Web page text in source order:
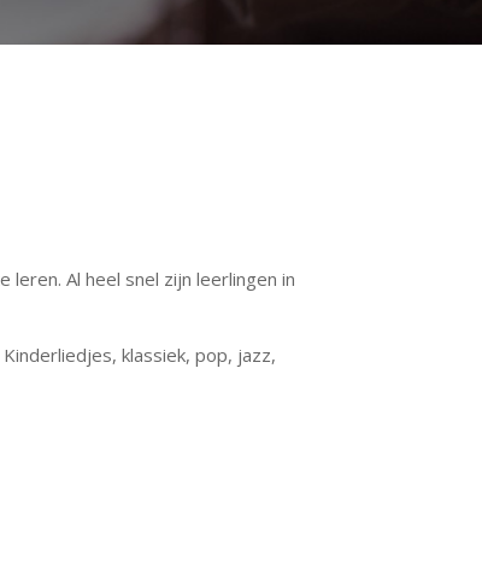
Al heel snel zijn leerlingen in
klassiek, pop, jazz,